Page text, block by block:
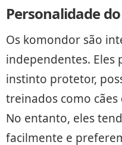
Personalidade
Os komondor são
independentes. Eles
instinto protetor,
treinados como
No entanto, eles
facilmente e